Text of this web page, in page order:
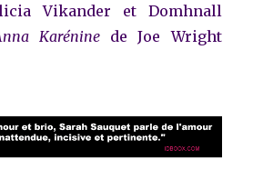
Vikander et Domhnall
Karénine de Joe Wright